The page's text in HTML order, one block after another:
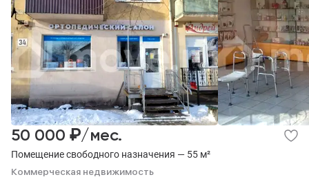
Помещение свободного назначения — 55 м²
Коммерческая недвижимость
50 000 ₽/мес.